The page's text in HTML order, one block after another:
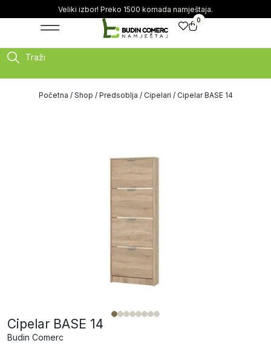
Veliki izbor! Preko 1500 komada namještaja.
0
Traži
Početna / Shop / Predsoblja / Cipelari / Cipelar BASE 14
Cipelar BASE 14
Budin Comerc